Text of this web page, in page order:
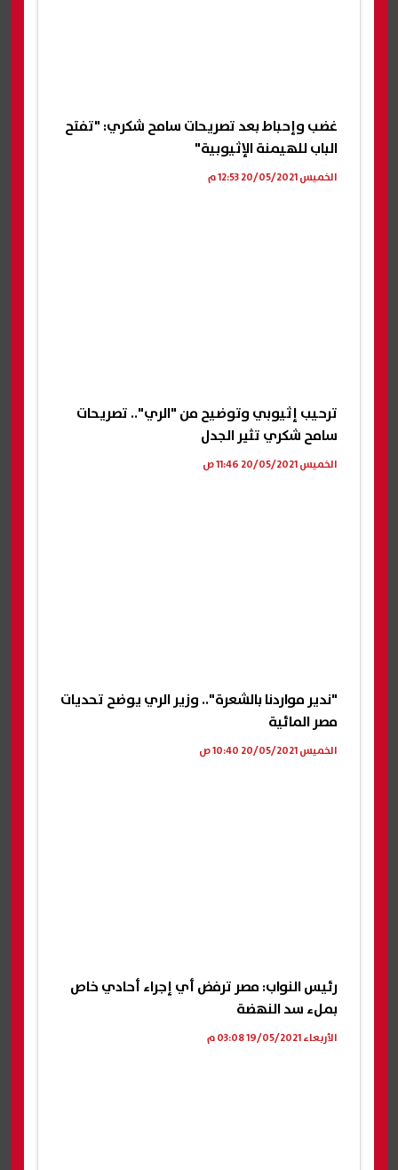
غضب وإحباط بعد تصريحات سامح شكري: "تفتح
الباب للهيمنة الإثيوبية"
الخميس 20/05/2021 12:53 م
ترحيب إثيوبي وتوضيح من "الري".. تصريحات
سامح شكري تثير الجدل
الخميس 20/05/2021 11:46 ص
"ندير مواردنا بالشعرة".. وزير الري يوضح تحديات
مصر المائية
الخميس 20/05/2021 10:40 ص
رئيس النواب: مصر ترفض أي إجراء أحادي خاص
بملء سد النهضة
الأربعاء 19/05/2021 03:08 م